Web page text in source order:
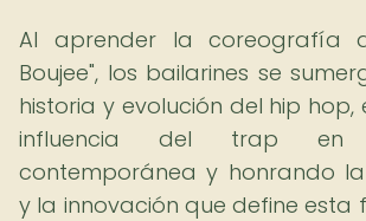
Al aprender la coreografía
Boujee", los bailarines se
historia y evolución del hip hop,
influencia del trap
contemporánea y honrando
y la innovación que define esta